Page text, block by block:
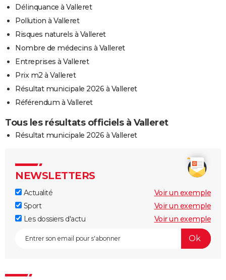
Délinquance à Valleret
Pollution à Valleret
Risques naturels à Valleret
Nombre de médecins à Valleret
Entreprises à Valleret
Prix m2 à Valleret
Résultat municipale 2026 à Valleret
Référendum à Valleret
Tous les résultats officiels à Valleret
Résultat municipale 2026 à Valleret
NEWSLETTERS
Actualité
Voir un exemple
Sport
Voir un exemple
Les dossiers d'actu
Voir un exemple